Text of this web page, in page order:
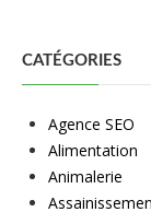
CATÉGORIES
Agence SEO
Alimentation
Animalerie